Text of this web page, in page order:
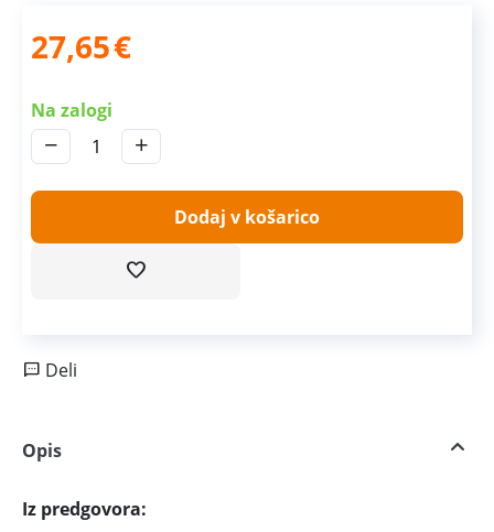
27,65€
Na zalogi
+
−
Dodaj v košarico
Deli
Opis
Iz predgovora: